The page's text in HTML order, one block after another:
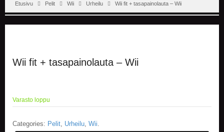
Etusivu Pelit Wii Urheilu Wii fit + tasapainolauta – Wii
Wii fit + tasapainolauta – Wii
Varasto loppu
Categories: Pelit, Urheilu, Wii.